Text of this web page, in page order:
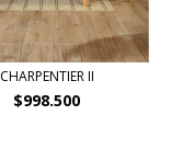
CHARPENTIER II
$998.500